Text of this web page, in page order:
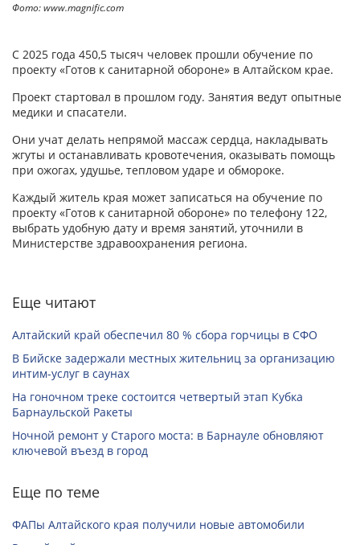
Фото: www.magnific.com
С 2025 года 450,5 тысяч человек прошли обучение по
проекту «Готов к санитарной обороне» в Алтайском крае.
Проект стартовал в прошлом году. Занятия ведут опытные
медики и спасатели.
Они учат делать непрямой массаж сердца, накладывать
жгуты и останавливать кровотечения, оказывать помощь
при ожогах, удушье, тепловом ударе и обмороке.
Каждый житель края может записаться на обучение по
проекту «Готов к санитарной обороне» по телефону 122,
выбрать удобную дату и время занятий, уточнили в
Министерстве здравоохранения региона.
Еще читают
Алтайский край обеспечил 80 % сбора горчицы в СФО
В Бийске задержали местных жительниц за организацию
интим-услуг в саунах
На гоночном треке состоится четвертый этап Кубка
Барнаульской Ракеты
Ночной ремонт у Старого моста: в Барнауле обновляют
ключевой въезд в город
Еще по теме
ФАПы Алтайского края получили новые автомобили